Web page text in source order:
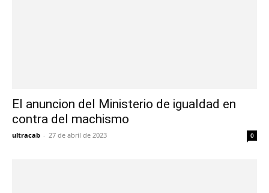
El anuncion del Ministerio de igualdad en
contra del machismo
ultracab - 27 de abril de 2023 0